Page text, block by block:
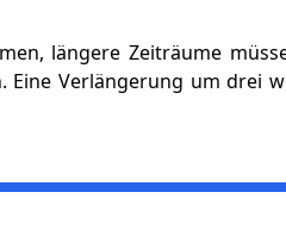
längere Zeiträume
Eine Verlängerung um drei